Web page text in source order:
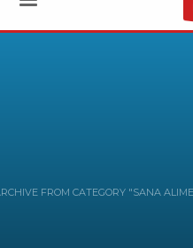
FROM CATEGORY "SANA